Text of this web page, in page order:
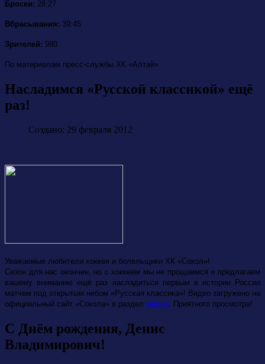
Броски: 28:27
Вбрасывания: 39:45
Зрителей: 980.
По материалам пресс-службы ХК «Алтай»
Насладимся «Русской классикой» ещё
раз!
Создано: 29 февраля 2012
Уважаемые любители хоккея и болельщики ХК «Сокол»!
Сезон для нас окончен, но с хоккеем мы не прощаемся и предлагаем
вашему вниманию ещё раз насладиться первым в истории России
матчем под открытым небом «Русская классика»! Видео загружено на
официальный сайт «Сокола» в раздел медиа. Приятного просмотра!
С Днём рождения, Денис
Владимирович!